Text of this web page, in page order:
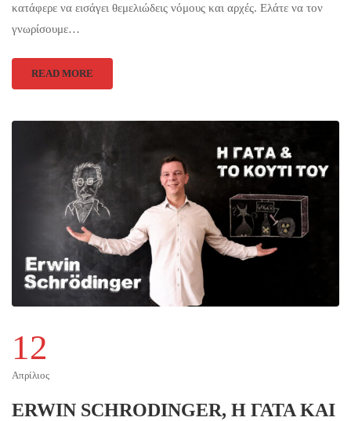
κατάφερε να εισάγει θεμελιώδεις νόμους και αρχές. Ελάτε να τον
γνωρίσουμε…
READ MORE
12
Απρίλιος
ERWIN SCHRODINGER, Η ΓΑΤΑ ΚΑΙ